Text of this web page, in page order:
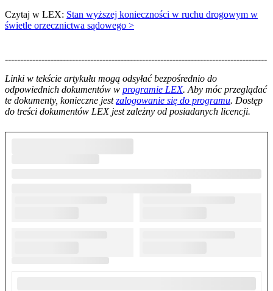
Czytaj w LEX: Stan wyższej konieczności w ruchu drogowym w
świetle orzecznictwa sądowego >
--------------------------------------------------------------------------------------
Linki w tekście artykułu mogą odsyłać bezpośrednio do
odpowiednich dokumentów w programie LEX. Aby móc przeglądać
te dokumenty, konieczne jestzalogowanie się do programu. Dostęp
do treści dokumentów LEX jest zależny od posiadanych licencji.